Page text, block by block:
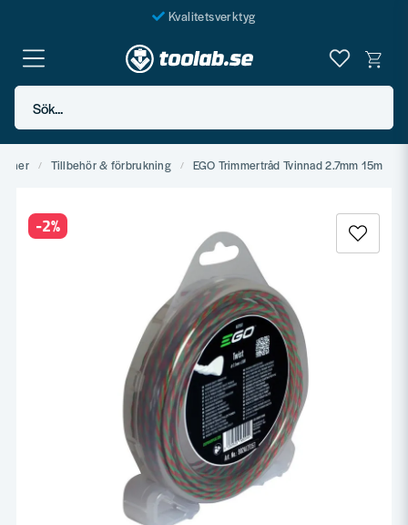
Kvalitetsverktyg
Fraktfritt över 999 SEK*
En järnhandel för alla
Sök...
Tillbehör & förbrukning EGO Trimmertråd Tvinnad 2.7mm 15m
-2%